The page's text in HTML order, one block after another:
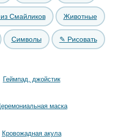
Смайликов Животные
Символы ✎ Рисовать
Геймпад, джойстик
маска
Кровожадная акула